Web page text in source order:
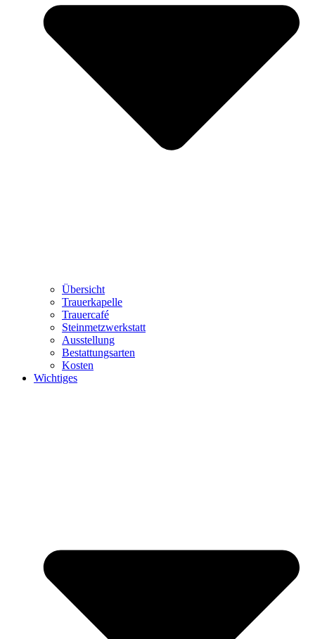
Übersicht
Trauerkapelle
Trauercafé
Steinmetzwerkstatt
Ausstellung
Bestattungsarten
Kosten
Wichtiges